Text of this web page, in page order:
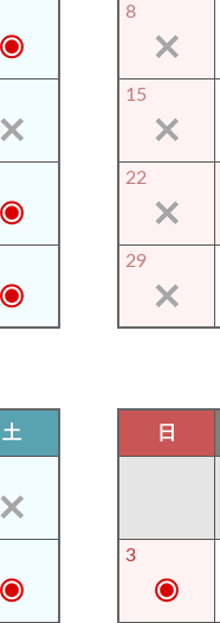
8
15
22
29
土 日
3